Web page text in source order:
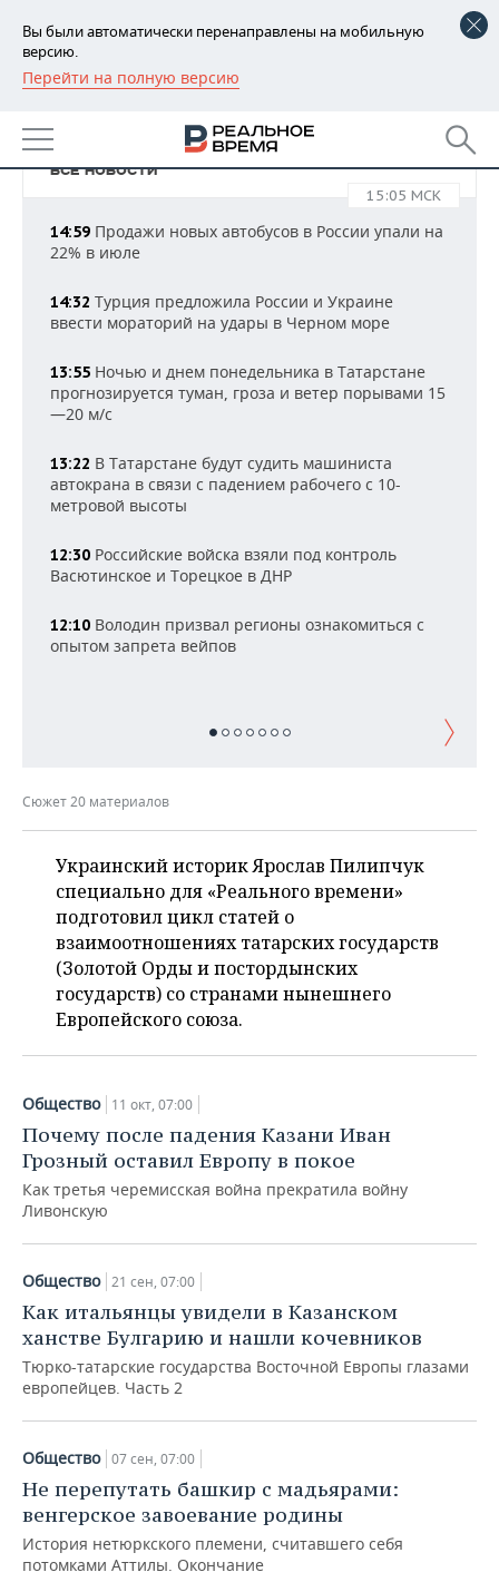
Вы были автоматически перенаправлены на мобильную
версию.
Перейти на полную версию
РЕГИОНЫ
БАШКОРТОСТАН
ТАТАРСТАН
УДМУРТИЯ
НОВОСТИ
НОВОСТИ АНАЛИТИКИ
КОРОЛИ ГОСЗАКАЗА ПФО
ВУЗЫ ТАТАРСТАНА
ТОРГОВЫЕ ЦЕНТРЫ
ТАТАРСТАНА
ЭКОНОМИКА
ФИНАНСЫ
БАНКИ
ИНВЕСТИЦИИ
НОВОСТИ
АГРОПРОМ
МАШИНОСТРОЕНИЕ
НЕФТЕХИМИЯ
НЕФТЬ
НЕДВИЖИМОСТЬ
НОВОСТИ НЕДВИЖИМОСТИ
АВТО
НОВОСТИ БИЗНЕСА
УСЛУГИ
ТЕХНОЛОГИИ
МЕДИА
НОВОСТИ МЕРОПРИЯТИЙ
ВЫЕЗДНАЯ РЕДАКЦИЯ
ОТКРЫТАЯ ЛЕКЦИЯ
НОВОСТИ СПОРТА
БАСКЕТБОЛ
КИБЕРСПОРТ
ФИГУРНОЕ КАТАНИЕ
ВОДНЫЕ ВИДЫ СПОРТА
ХОККЕЙ С МЯЧОМ
ОБЩЕСТВО
ИНФРАСТРУКТУРА
КУЛЬТУРА
МЕДИЦИНА
ОБРАЗОВАНИЕ
ПРОИСШЕСТВИЯ
СПРАВОЧНИК
СПИСОК КОМПАНИЙ
ВСЕ НОВОСТИ
15:05 МСК
14:59 Продажи новых автобусов в России упали на
22% в июле
14:32 Турция предложила России и Украине
ввести мораторий на удары в Черном море
13:55 Ночью и днем понедельника в Татарстане
прогнозируется туман, гроза и ветер порывами 15
—20 м/с
13:22 В Татарстане будут судить машиниста
автокрана в связи с падением рабочего с 10-
метровой высоты
12:30 Российские войска взяли под контроль
Васютинское и Торецкое в ДНР
12:10 Володин призвал регионы ознакомиться с
опытом запрета вейпов
Сюжет 20 материалов
Украинский историк Ярослав Пилипчук
специально для «Реального времени»
подготовил цикл статей о
взаимоотношениях татарских государств
(Золотой Орды и постордынских
государств) со странами нынешнего
Европейского союза.
Общество 11 окт, 07:00
Почему после падения Казани Иван
Грозный оставил Европу в покое
Как третья черемисская война прекратила войну
Ливонскую
Общество 21 сен, 07:00
Как итальянцы увидели в Казанском
ханстве Булгарию и нашли кочевников
Тюрко-татарские государства Восточной Европы глазами
европейцев. Часть 2
Общество 07 сен, 07:00
Не перепутать башкир с мадьярами:
венгерское завоевание родины
История нетюркского племени, считавшего себя
потомками Аттилы. Окончание
Набегай и властвуй: как Европа
искала лекарство от нашествия
венгров